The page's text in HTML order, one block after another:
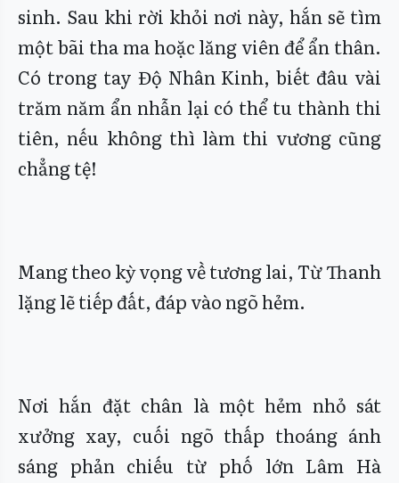
sinh. Sau khi rời khỏi nơi này, hắn sẽ tìm
một bãi tha ma hoặc lăng viên để ẩn thân.
Có trong tay Độ Nhân Kinh, biết đâu vài
trăm năm ẩn nhẫn lại có thể tu thành thi
tiên, nếu không thì làm thi vương cũng
chẳng tệ!
Mang theo kỳ vọng về tương lai, Từ Thanh
lặng lẽ tiếp đất, đáp vào ngõ hẻm.
Nơi hắn đặt chân là một hẻm nhỏ sát
xưởng xay, cuối ngõ thấp thoáng ánh
sáng phản chiếu từ phố lớn Lâm Hà